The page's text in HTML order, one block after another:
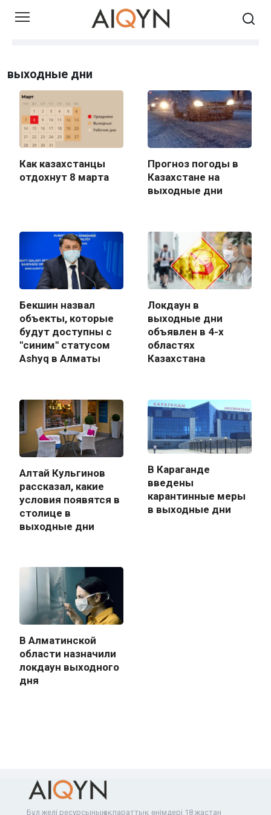
Skip
выходные дни
Как казахстанцы
отдохнут 8 марта
Прогноз погоды в
Казахстане на
выходные дни
Бекшин назвал
объекты, которые
будут доступны с
"синим" статусом
Ashyq в Алматы
Локдаун в
выходные дни
объявлен в 4-х
областях
Казахстана
Алтай Кульгинов
рассказал, какие
условия появятся в
столице в
выходные дни
В Караганде
введены
карантинные меры
в выходные дни
В Алматинской
области назначили
локдаун выходного
дня
Бұл желі ресурсының ақпараттық өнімдері 18 жастан